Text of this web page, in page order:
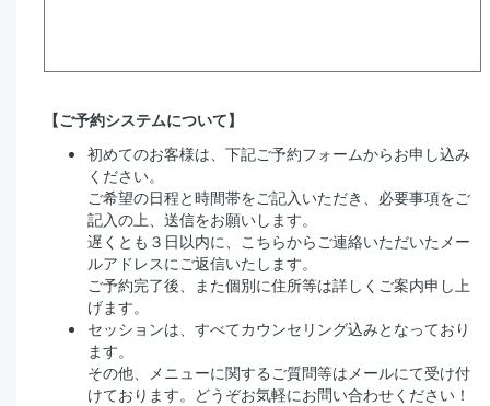
【ご予約システムについて】
初めてのお客様は、下記ご予約フォームからお申し込み
ください。
ご希望の日程と時間帯をご記入いただき、必要事項をご
記入の上、送信をお願いします。
遅くとも３日以内に、こちらからご連絡いただいたメー
ルアドレスにご返信いたします。
ご予約完了後、また個別に住所等は詳しくご案内申し上
げます。
セッションは、すべてカウンセリング込みとなっており
ます。
その他、メニューに関するご質問等はメールにて受け付
けております。どうぞお気軽にお問い合わせください！